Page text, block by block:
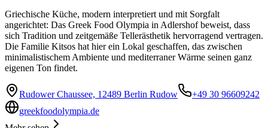
Griechische Küche, modern interpretiert und mit Sorgfalt
angerichtet: Das Greek Food Olympia in Adlershof beweist, dass
sich Tradition und zeitgemäße Tellerästhetik hervorragend vertragen.
Die Familie Kitsos hat hier ein Lokal geschaffen, das zwischen
minimalistischem Ambiente und mediterraner Wärme seinen ganz
eigenen Ton findet.
Rudower Chaussee, 12489 Berlin Rudow
+49 30 96609242
greekfoodolympia.de